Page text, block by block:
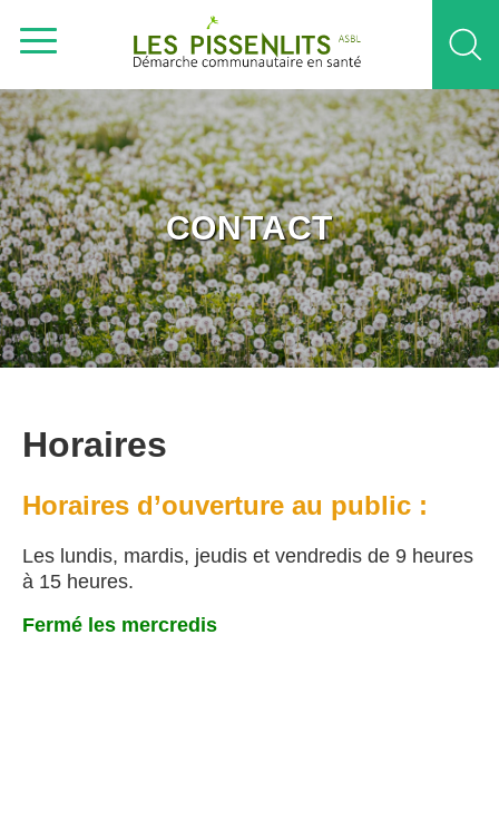
CONTACT
Horaires
Horaires d’ouverture au public :
Les lundis, mardis, jeudis et vendredis de 9 heures
à 15 heures.
Fermé les mercredis